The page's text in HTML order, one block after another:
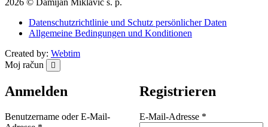
2026 © Damijan Miklavič s. p.
Datenschutzrichtlinie und Schutz persönlicher Daten
Allgemeine Bedingungen und Konditionen
Created by: Webtim
Moj račun
Anmelden
Benutzername oder E-Mail-
Registrieren
E-Mail-Adresse *Erforderlich